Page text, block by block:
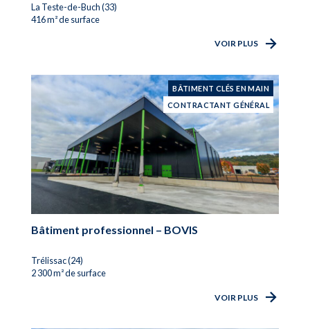
La Teste-de-Buch (33)
416 m² de surface
VOIR PLUS
BÂTIMENT CLÉS EN MAIN
CONTRACTANT GÉNÉRAL
Bâtiment professionnel – BOVIS
Trélissac (24)
2 300 m² de surface
VOIR PLUS